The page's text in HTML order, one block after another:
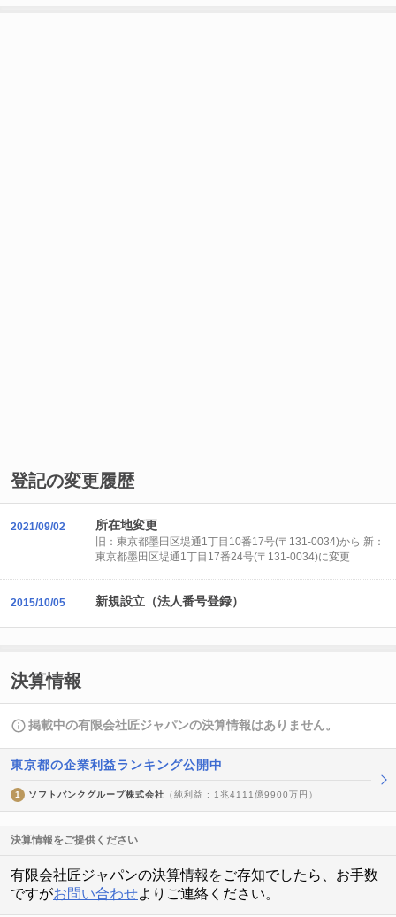
登記の変更履歴
2021/09/02 所在地変更
旧：東京都墨田区堤通1丁目10番17号(〒131-0034)から 新：
東京都墨田区堤通1丁目17番24号(〒131-0034)に変更
2015/10/05 新規設立（法人番号登録）
決算情報
掲載中の有限会社匠ジャパンの決算情報はありません。
東京都の企業利益ランキング公開中
1 ソフトバンクグループ株式会社 （純利益 : 1兆4111億9900万円）
決算情報をご提供ください
有限会社匠ジャパンの決算情報をご存知でしたら、お手数
ですがお問い合わせよりご連絡ください。